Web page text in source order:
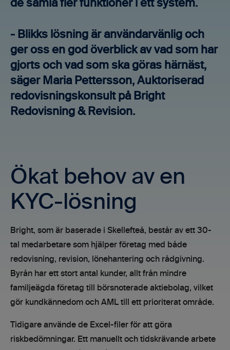
de samla fler funktioner i ett system.
- Blikks lösning är användarvänlig och
ger oss en god överblick av vad som har
gjorts och vad som ska göras härnäst,
säger Maria Pettersson, Auktoriserad
redovisningskonsult på Bright
Redovisning & Revision.
Ökat behov av en
KYC-lösning
Bright, som är baserade i Skellefteå, består av ett 30-
tal medarbetare som hjälper företag med både
redovisning, revision, lönehantering och rådgivning.
Byrån har ett stort antal kunder, allt från mindre
familjeägda företag till börsnoterade aktiebolag, vilket
gör kundkännedom och AML till ett prioriterat område.
Tidigare använde de Excel-filer för att göra
riskbedömningar. Ett manuellt och tidskrävande arbete